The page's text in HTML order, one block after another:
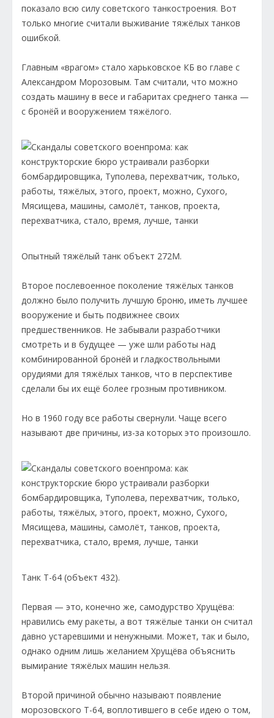
показало всю силу советского танкостроения. Вот
только многие считали выживание тяжёлых танков
ошибкой.
Главным «врагом» стало харьковское КБ во главе с
Александром Морозовым. Там считали, что можно
создать машину в весе и габаритах среднего танка —
с бронёй и вооружением тяжёлого.
Опытный тяжёлый танк объект 272М.
Второе послевоенное поколение тяжёлых танков
должно было получить лучшую броню, иметь лучшее
вооружение и быть подвижнее своих
предшественников. Не забывали разработчики
смотреть и в будущее — уже шли работы над
комбинированной бронёй и гладкоствольными
орудиями для тяжёлых танков, что в перспективе
сделали бы их ещё более грозным противником.
Но в 1960 году все работы свернули. Чаще всего
называют две причины, из-за которых это произошло.
Танк Т-64 (объект 432).
Первая — это, конечно же, самодурство Хрущёва:
нравились ему ракеты, а вот тяжёлые танки он считал
давно устаревшими и ненужными. Может, так и было,
однако одним лишь желанием Хрущёва объяснить
вымирание тяжёлых машин нельзя.
Второй причиной обычно называют появление
морозовского Т-64, воплотившего в себе идею о том,